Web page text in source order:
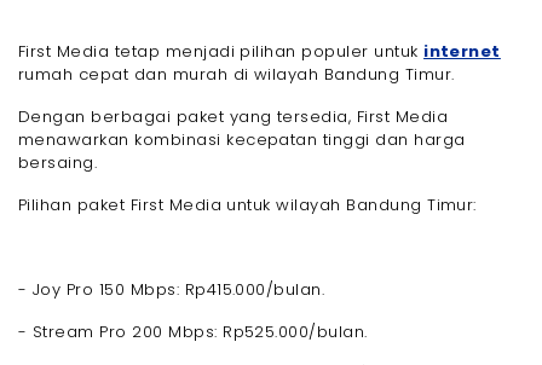
First Media tetap menjadi pilihan populer untuk internet
rumah cepat dan murah di wilayah Bandung Timur.
Dengan berbagai paket yang tersedia, First Media
menawarkan kombinasi kecepatan tinggi dan harga
bersaing.
Pilihan paket First Media untuk wilayah Bandung Timur:
- Joy Pro 150 Mbps: Rp415.000/bulan.
- Stream Pro 200 Mbps: Rp525.000/bulan.